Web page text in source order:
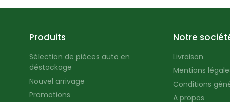
Produits
Sélection de pièces auto en
déstockage
Nouvel arrivage
Promotions
Notre
Livraison
Mentions
Conditions
A propos